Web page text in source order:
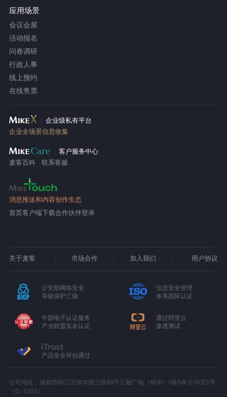
应用场景
会议会展
活动报名
问卷调研
行政人事
线上预约
在线售票
企业级私有平台
企业全场景信息收集
客户服务中心
麦客百科
联系客服
消息推送和内容创作生态
首页客户端下载合作伙伴登录
关于麦客 市场合作 加入我们 用户协议
公安部网络安全
等级保护三级
信息安全管理
体系国际认证
中国电子认证服务
产业联盟实名认证
通过阿里云
渗透测试
产品安全评估通过
公司地址：成都市锦江区锦华路三段88号汇融广场（锦华）1栋5单元10层1号
（C-1005）